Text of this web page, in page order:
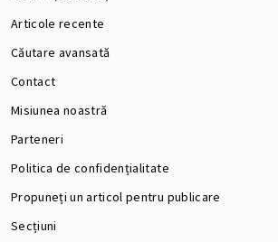
Articole recente
Căutare avansată
Contact
Misiunea noastră
Parteneri
Politica de confidențialitate
Propuneți un articol pentru publicare
Secțiuni